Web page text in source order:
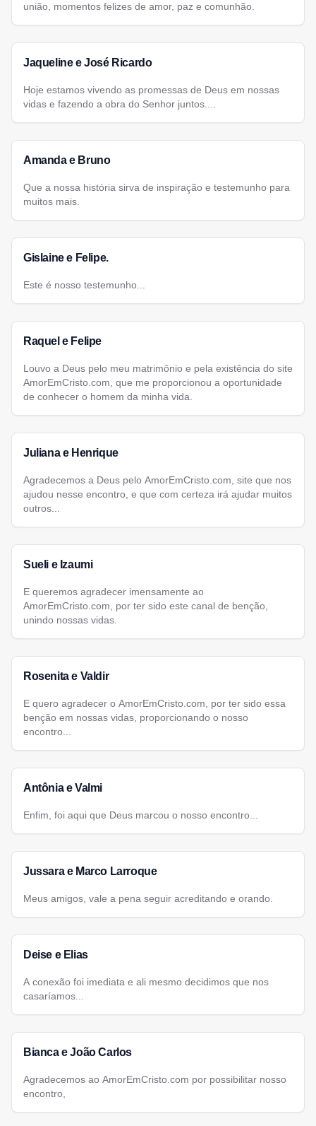
união, momentos felizes de amor, paz e comunhão.
Jaqueline e José Ricardo
Hoje estamos vivendo as promessas de Deus em nossas
vidas e fazendo a obra do Senhor juntos....
Amanda e Bruno
Que a nossa história sirva de inspiração e testemunho para
muitos mais.
Gislaine e Felipe.
Este é nosso testemunho...
Raquel e Felipe
Louvo a Deus pelo meu matrimônio e pela existência do site
AmorEmCristo.com, que me proporcionou a oportunidade
de conhecer o homem da minha vida.
Juliana e Henrique
Agradecemos a Deus pelo AmorEmCristo.com, site que nos
ajudou nesse encontro, e que com certeza irá ajudar muitos
outros...
Sueli e Izaumi
E queremos agradecer imensamente ao
AmorEmCristo.com, por ter sido este canal de benção,
unindo nossas vidas.
Rosenita e Valdir
E quero agradecer o AmorEmCristo.com, por ter sido essa
benção em nossas vidas, proporcionando o nosso
encontro...
Antônia e Valmi
Enfim, foi aqui que Deus marcou o nosso encontro...
Jussara e Marco Larroque
Meus amigos, vale a pena seguir acreditando e orando.
Deise e Elias
A conexão foi imediata e ali mesmo decidimos que nos
casaríamos...
Bianca e João Carlos
Agradecemos ao AmorEmCristo.com por possibilitar nosso
encontro,